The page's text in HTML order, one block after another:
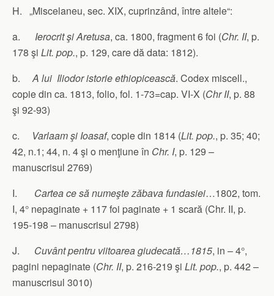
H. „Miscelaneu, sec. XIX, cuprinzând, între altele“:
a. Ierocrit şi Aretusa, ca. 1800, fragment 6 foi (Chr. II, p.
178 şi Lit. pop., p. 129, care dă data: 1812).
b.A lui Iliodor istorie ethiopicească. Codex miscell.,
copie din ca. 1813, folio, fol. 1-73=cap. VI-X (Chr II, p. 88
şi 92-93)
c. Varlaam şi Ioasaf, copie din 1814 (Lit. pop., p. 35; 40;
42, n.1; 44, n. 4 şi o menţiune în Chr. I, p. 129 –
manuscrisul 2769)
I. Cartea ce să numeşte zăbava fundasiei…1802, tom.
I, 4° nepaginate + 117 foi paginate + 1 scară (Chr. II, p.
195-198 – manuscrisul 2798)
J. Cuvântpentru viitoarea giudecată…1815, in – 4°,
pagini nepaginate (Chr. II, p. 216-219 şi Lit. pop., p. 442 –
manuscrisul 3010)